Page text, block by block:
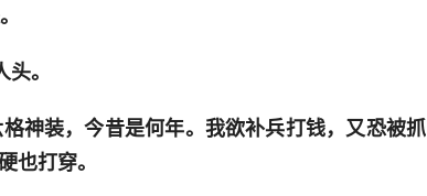
。
神装，今昔是何年。我欲补兵打钱，又恐被抓
也打穿。